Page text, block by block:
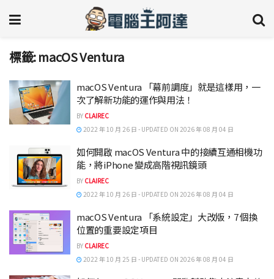
標籤:macOS Ventura
macOS Ventura 「幕前調度」就是這樣用，一
次了解新功能的運作與用法！
BY CLAIREC
2022 年 10 月 26 日 - UPDATED ON 2026 年 08 月 04 日
如何開啟 macOS Ventura 中的接續互通相機功
能，將iPhone 變成高階視訊鏡頭
BY CLAIREC
2022 年 10 月 26 日 - UPDATED ON 2026 年 08 月 04 日
macOS Ventura 「系統設定」大改版，7 個換
位置的重要設定項目
BY CLAIREC
2022 年 10 月 25 日 - UPDATED ON 2026 年 08 月 04 日